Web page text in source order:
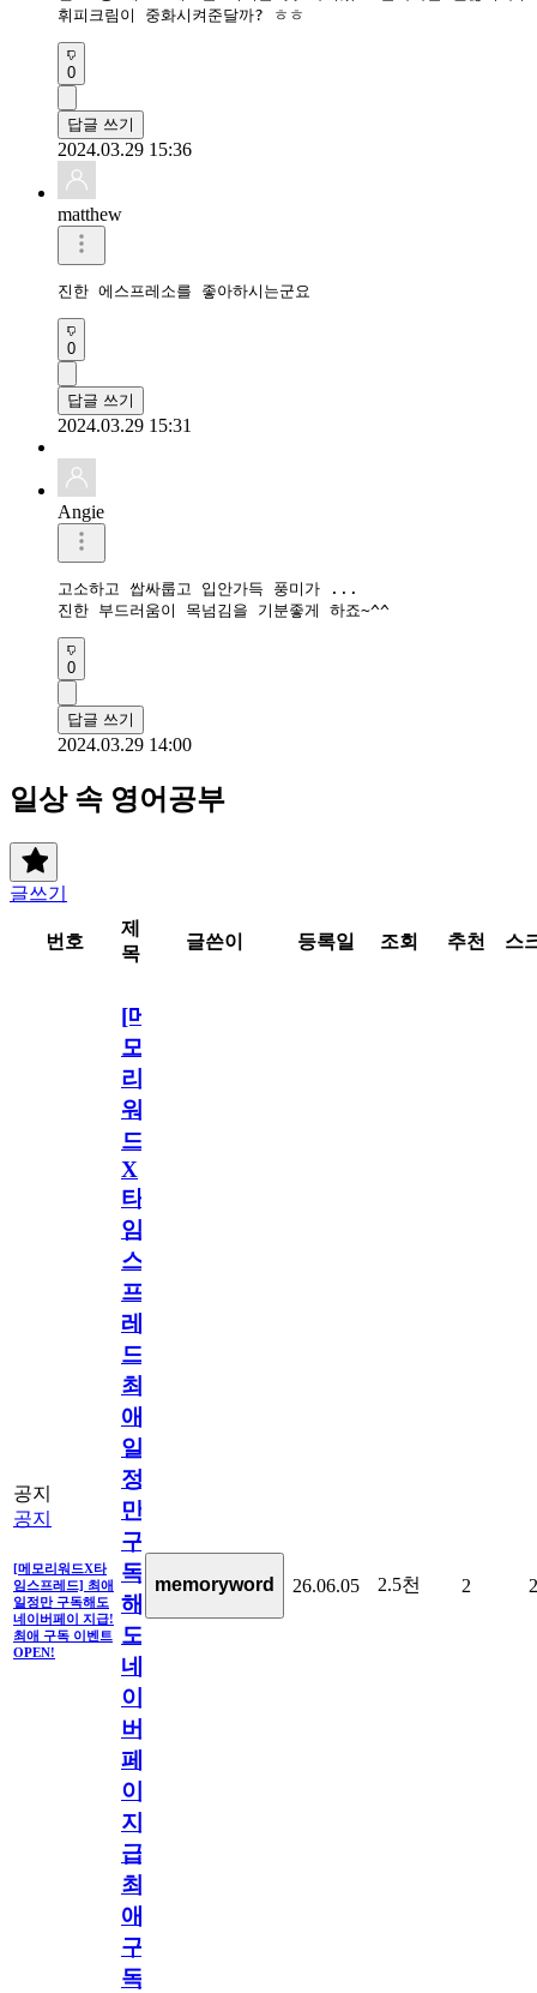
휘피크림이 중화시켜준달까? ㅎㅎ
0
답글 쓰기
2024.03.29 15:36
matthew
0
답글 쓰기
2024.03.29 15:31
Angie
고소하고 쌉싸룹고 입안가득 풍미가 ...
진한 부드러움이 목넘김을 기분좋게 하죠~^^
0
답글 쓰기
2024.03.29 14:00
일상 속 영어공부
글쓰기
번호
제
목
글쓴이 등록일 조회 추천 스
공지
공지
[메모리워드X타
임스프레드] 최애
일정만 구독해도
네이버페이 지급!
최애 구독 이벤트
OPEN!
[메
모
리
워
드
X
타
임
스
프
레
드]
최
애
일
정
만
구
독
해
도
네
이
버
페
이
지
급!
최
애
구
독
memoryword 26.06.05 2.5천 2 2